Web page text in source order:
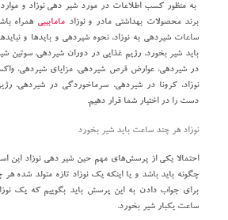
به منظور کسب اطلاعات در مورد شیر دهی نوزاد و
برند محصولات بهداشتی مادر و نوزاد مامابیبی همراه
ساعات شیردهی به نوزاد، نحوه شیردهی و باید‌ها و
باید شیر بخورد، رژیم غذایی در دوران شیردهی، سوتین
در شیردهی، عوارض قرص شیردهی، مزایای شیردهی،
نوزاد، کرونا در شیردهی، سرماخوردگی در شیردهی،
دست را در اختیار شما قرار دهیم.
نوزاد هر چند ساعت باید شیر بخورد
احتمالا یکی از پرسش‌های مهم حین شیر دهی نوزاد این
چگونه باید باشد و یا اینکه یک نوزاد تازه متولد شده
برای جواب دادن به این پرسش باید بگوییم که یک
ساعت یکبار شیر بخورد.